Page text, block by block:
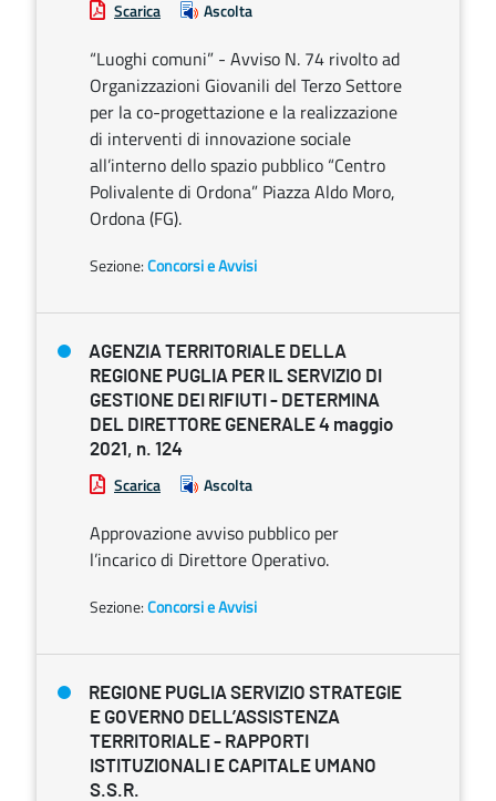
Scarica Ascolta
“Luoghi comuni” - Avviso N. 74 rivolto ad
Organizzazioni Giovanili del Terzo Settore
per la co-progettazione e la realizzazione
di interventi di innovazione sociale
all’interno dello spazio pubblico “Centro
Polivalente di Ordona” Piazza Aldo Moro,
Ordona (FG).
Sezione:Concorsi e Avvisi
AGENZIA TERRITORIALE DELLA
REGIONE PUGLIA PER IL SERVIZIO DI
GESTIONE DEI RIFIUTI - DETERMINA
DEL DIRETTORE GENERALE 4 maggio
2021, n. 124
Scarica Ascolta
Approvazione avviso pubblico per
l’incarico di Direttore Operativo.
Sezione:Concorsi e Avvisi
REGIONE PUGLIA SERVIZIO STRATEGIE
E GOVERNO DELL’ASSISTENZA
TERRITORIALE - RAPPORTI
ISTITUZIONALI E CAPITALE UMANO
S.S.R.